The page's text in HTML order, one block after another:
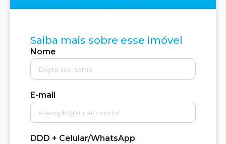
Saiba mais sobre esse imóvel
Nome
E-mail
DDD + Celular/WhatsApp